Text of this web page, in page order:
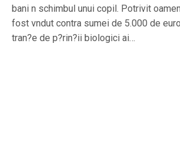
bani n schimbul unui copil. Potrivit
fost vndut contra sumei de 5.000 de
tran?e de p?rin?ii biologici ai…